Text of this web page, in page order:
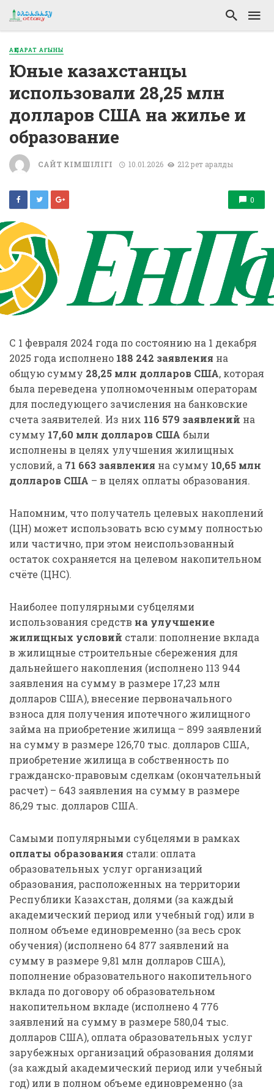
АҚПАРАТ АҒЫНЫ
Юные казахстанцы
использовали 28,25 млн
долларов США на жилье и
образование
САЙТ ӘКІМШІЛІГІ 10.01.2026 212 рет қаралды
0
С 1 февраля 2024 года по состоянию на 1 декабря
2025 года исполнено 188 242 заявления на
общую сумму 28,25 млн долларов США, которая
была переведена уполномоченным операторам
для последующего зачисления на банковские
счета заявителей. Из них 116 579 заявлений на
сумму 17,60 млн долларов США были
исполнены в целях улучшения жилищных
условий, а 71 663 заявления на сумму 10,65 млн
долларов США – в целях оплаты образования.
Напомним, что получатель целевых накоплений
(ЦН) может использовать всю сумму полностью
или частично, при этом неиспользованный
остаток сохраняется на целевом накопительном
счёте (ЦНС).
Наиболее популярными субцелями
использования средств на улучшение
жилищных условий стали: пополнение вклада
в жилищные строительные сбережения для
дальнейшего накопления (исполнено 113 944
заявления на сумму в размере 17,23 млн
долларов США), внесение первоначального
взноса для получения ипотечного жилищного
займа на приобретение жилища – 899 заявлений
на сумму в размере 126,70 тыс. долларов США,
приобретение жилища в собственность по
гражданско-правовым сделкам (окончательный
расчет) – 643 заявления на сумму в размере
86,29 тыс. долларов США.
Самыми популярными субцелями в рамках
оплаты образования стали: оплата
образовательных услуг организаций
образования, расположенных на территории
Республики Казахстан, долями (за каждый
академический период или учебный год) или в
полном объеме единовременно (за весь срок
обучения) (исполнено 64 877 заявлений на
сумму в размере 9,81 млн долларов США),
пополнение образовательного накопительного
вклада по договору об образовательном
накопительном вкладе (исполнено 4 776
заявлений на сумму в размере 580,04 тыс.
долларов США), оплата образовательных услуг
зарубежных организаций образования долями
(за каждый академический период или учебный
год) или в полном объеме единовременно (за